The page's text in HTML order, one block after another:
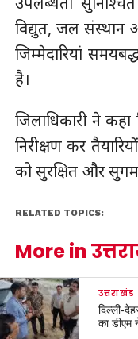
विद्युत, जल संस्थान
जिम्मेदारियां
है।
जिलाधिकारी ने
निरीक्षण कर
को सुरक्षित और
RELATED TOPICS:
More in
उत्तराखंड
दिल्ली-
का डीएम